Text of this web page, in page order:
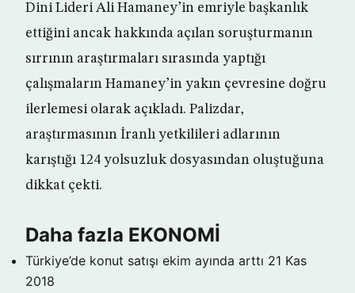
Dini Lideri Ali Hamaney’in emriyle başkanlık
ettiğini ancak hakkında açılan soruşturmanın
sırrının araştırmaları sırasında yaptığı
çalışmaların Hamaney’in yakın çevresine doğru
ilerlemesi olarak açıkladı. Palizdar,
araştırmasının İranlı yetkilileri adlarının
karıştığı 124 yolsuzluk dosyasından oluştuğuna
dikkat çekti.
Daha fazla EKONOMİ
Türkiye’de konut satışı ekim ayında arttı 21 Kas
2018